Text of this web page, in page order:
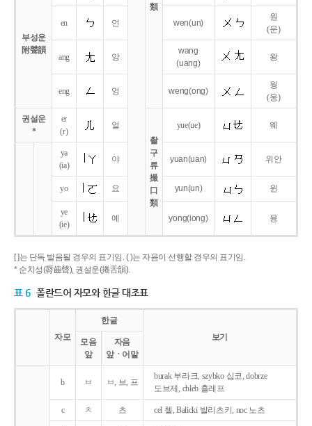
類
부성운
附聲韻
en 언 wen(un)
원
(운)
ang 앙
wang
(uang)
왕
eng 엉 weng(ong)
웡
(웅)
권설운
*
er
(r)
얼
촬
구
류
撮
口
類
yue(ue) 웨
ya
(ia)
야 yuan(uan) 위안
yo 요 yun(un) 윈
ye
(ie)
예 yong(iong) 융
[ ]는 단독 발음될 경우의 표기임. ( )는 자음이 선행할 경우의 표기임.
* 순치성(脣齒聲), 권설운(捲舌韻).
표 6 폴란드어 자모와 한글 대조표
자모
한글
보기
모음
앞
자음
앞ㆍ어말
b ㅂ ㅂ, 브, 프
burak 부라크, szybko 십코, dobrze
도브제, chleb 흘레프
c ㅊ 츠 cel 첼, Balicki 발리츠키, noc 노츠